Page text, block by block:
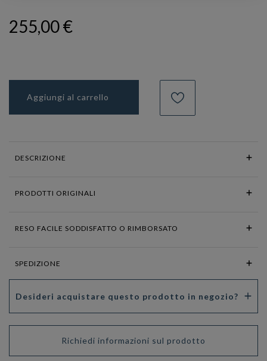
255,00 €
Aggiungi al carrello
DESCRIZIONE
PRODOTTI ORIGINALI
RESO FACILE SODDISFATTO O RIMBORSATO
SPEDIZIONE
Desideri acquistare questo prodotto in negozio?
Richiedi informazioni sul prodotto